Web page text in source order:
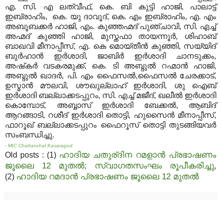
എ. സി. എ ലത്വീഫ്, കെ. ബി കുട്ടി ഹാജി, പാലാട്ട്
ഇബ്രാഹിം, കെ. യു ദാവൂദ്, കെ. എം ഇബ്രാഹിം, എ. എം
അബൂബക്കര്‍ ഹാജി, എം. കുഞ്ഞഹ്മദ് പുഞ്ചാവി, സി. എച്ച്
അഹ്മദ് കുഞ്ഞി ഹാജി, മുസ്തഫാ തായന്നൂര്‍, ശിഹാബ്
ബാഖവി മീനാപ്പീസ്, എ. കെ മൊയ്തീന്‍ കുഞ്ഞി, സയ്യിദ്
ബുര്‍ഹാന്‍ ഇര്‍ശാദി, ജാബിര്‍ ഇര്‍ശാദി ചാനടുക്കം,
അഷ്‌കര്‍ വടകരമുക്ക്, കെ. ടി അബ്ദുല്‍ റഹ്മാന്‍ ഹാജി,
അബ്ദുല്‍ ഖാദര്‍, പി. എം ഫൈസല്‍,ഫൈസല്‍ ചേരക്കാട്,
ഉസ്മാന്‍ മൗലവി, ശൗഖുല്ലാഹ് ഇര്‍ശാദി, ശു ഐബ്
ഇര്‍ശാദി ബല്ലാക്കടപ്പുറം, സി. എച്ച് മജീദ്, ഖലീല്‍ ഇര്‍ശാദി
കൊമ്പോട്, അബ്ബാസ് ഇര്‍ശാദി ബേക്കല്‍, ആബിദ്
ആറങ്ങാടി, റശീദ് ഇര്‍ശാദി തൊട്ടി, ഹുസൈന്‍ മീനാപ്പീസ്,
ഫാറൂഖ് ബല്ലാക്കടപ്പുറം ഫൈറൂസ് തൊട്ടി തുടങ്ങിയവര്‍
സംബന്ധിച്ചു.
- MIC Chattanchal Kasaragod
Old posts : (1) ഹാദിയ ചതുര്ദിന റമളാന്‍ പ്രഭാഷണം
ജൂലൈ 12 മുതൽ; സ്വാഗതസംഘം രൂപീകരിച്ചു,
(2) ഹാദിയ റമദാന്‍ പ്രഭാഷണം ജൂലൈ 12 മുതല്‍